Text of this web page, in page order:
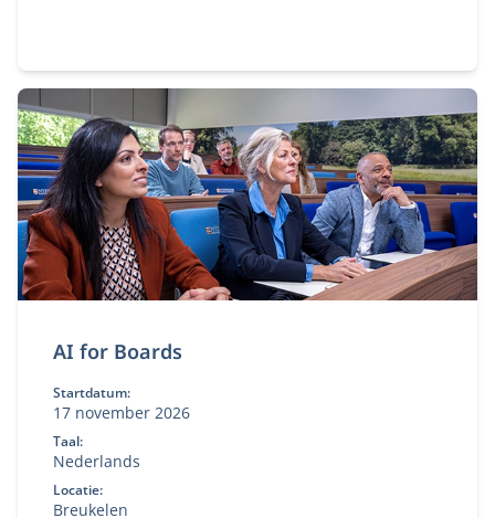
onze community?
AI for Boards
Startdatum:
17 november 2026
Taal:
Nederlands
Locatie:
Breukelen